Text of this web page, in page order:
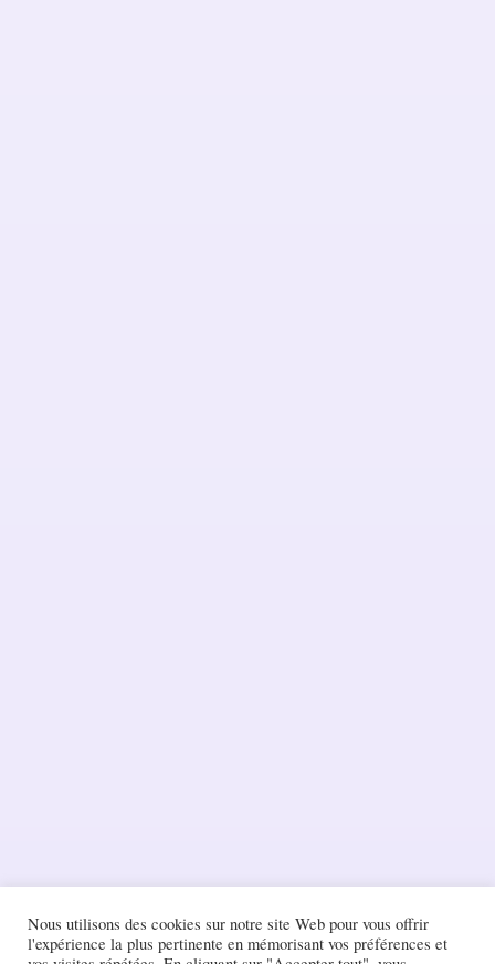
Nous utilisons des cookies sur notre site Web pour vous offrir
l'expérience la plus pertinente en mémorisant vos préférences et